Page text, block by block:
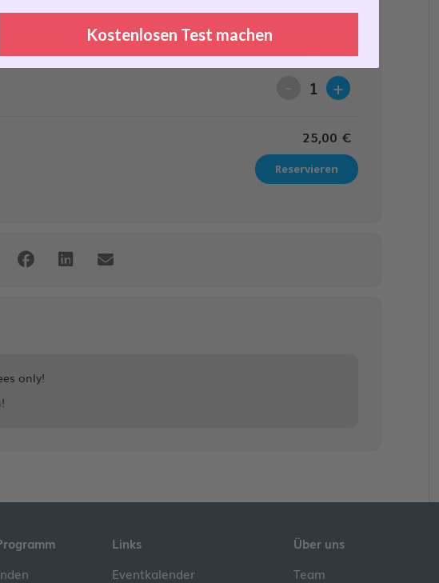
25,00
1 +
25,00 €
Reservieren
only!
Links
Eventkalender
Über uns
Team
Kostenlosen Test machen